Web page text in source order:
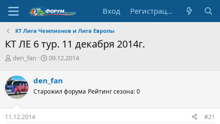
Вход Регистрация
КТ Лига Чемпионов и Лига Европы
КТ ЛЕ 6 тур. 11 декабря 2014г.
А
т
о
р
т
е
м
den_fan
Д
а
н
ч
09.12.2014
den_fan
Старожил форума Рейтинг сезона: 0
11.12.2014 #21